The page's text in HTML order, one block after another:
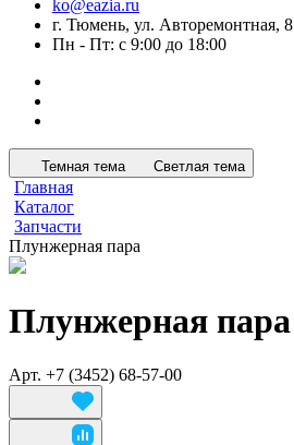
ko@eazia.ru
г. Тюмень, ул. Авторемонтная, 8
Пн - Пт: с 9:00 до 18:00
Темная тема Светлая тема
Главная
Каталог
Запчасти
Плунжерная пара
Плунжерная пара
Арт. +7 (3452) 68-57-00